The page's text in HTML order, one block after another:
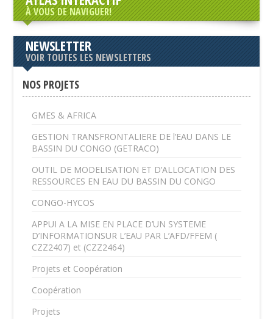
À VOUS DE NAVIGUER!
NEWSLETTER
VOIR TOUTES LES NEWSLETTERS
NOS PROJETS
GMES & AFRICA
GESTION TRANSFRONTALIERE DE l’EAU DANS LE
BASSIN DU CONGO (GETRACO)
OUTIL DE MODELISATION ET D’ALLOCATION DES
RESSOURCES EN EAU DU BASSIN DU CONGO
CONGO-HYCOS
APPUI A LA MISE EN PLACE D’UN SYSTEME
D’INFORMATIONSUR L’EAU PAR L’AFD/FFEM (
CZZ2407) et (CZZ2464)
Projets et Coopération
Coopération
Projets